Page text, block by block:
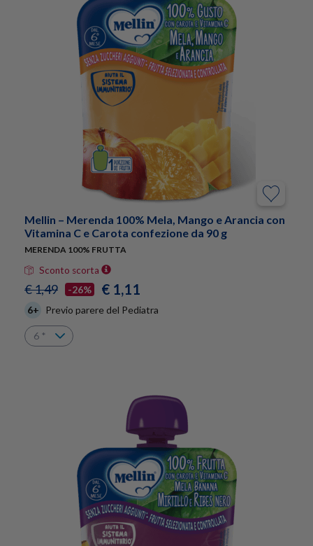
Mellin – Merenda 100% Mela, Mango e Arancia con
Vitamina C e Carota confezione da 90 g
MERENDA 100% FRUTTA
Sconto scorta
€ 1,49 -26% € 1,11
6+ Previo parere del Pediatra